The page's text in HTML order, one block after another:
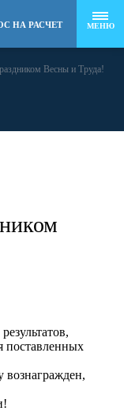
МЕНЮ
НА РАСЧЕТ
Весны и Труда!
поставленных
вознагражден,